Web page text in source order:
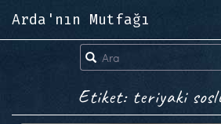
Arda'nın Mutfağı
Etiket: teriyaki